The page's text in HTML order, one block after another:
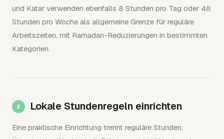
und Katar verwenden ebenfalls 8 Stunden pro Tag oder 48
Stunden pro Woche als allgemeine Grenze für reguläre
Arbeitszeiten, mit Ramadan-Reduzierungen in bestimmten
Kategorien.
Lokale Stundenregeln einrichten
Eine praktische Einrichtung trennt reguläre Stunden,